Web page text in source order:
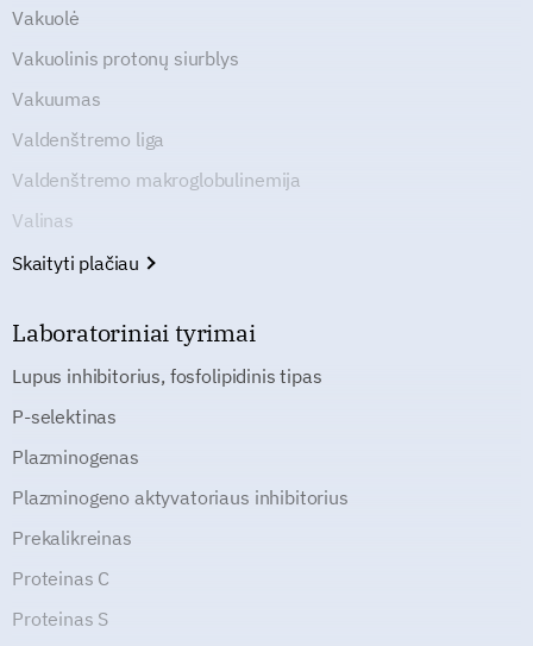
Vakuolė
Vakuolinis protonų siurblys
Vakuumas
Valdenštremo liga
Valdenštremo makroglobulinemija
Valinas
Skaityti plačiau
Laboratoriniai tyrimai
Lupus inhibitorius, fosfolipidinis tipas
P-selektinas
Plazminogenas
Plazminogeno aktyvatoriaus inhibitorius
Prekalikreinas
Proteinas C
Proteinas S